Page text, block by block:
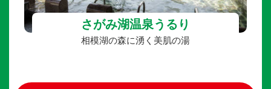
さがみ湖温泉うるり
相模湖の森に湧く美肌の湯